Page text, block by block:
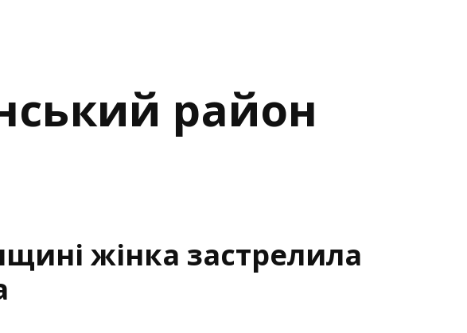
район
жінка застрелила